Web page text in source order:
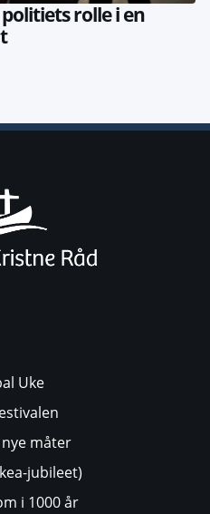
rolle i en
Uke
måter
jubileet)
i 1000 år